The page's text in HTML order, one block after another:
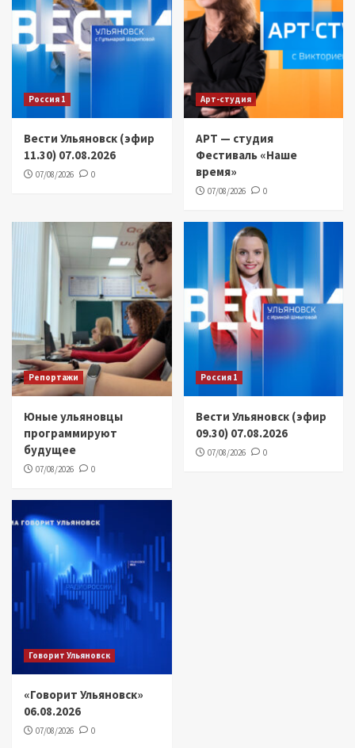
Россия 1
Вести Ульяновск (эфир
11.30) 07.08.2026
07/08/2026 0
Арт-студия
АРТ — студия
Фестиваль «Наше
время»
07/08/2026 0
Репортажи
Юные ульяновцы
программируют
будущее
07/08/2026 0
Россия 1
Вести Ульяновск (эфир
09.30) 07.08.2026
07/08/2026 0
Говорит Ульяновск
«Говорит Ульяновск»
06.08.2026
07/08/2026 0